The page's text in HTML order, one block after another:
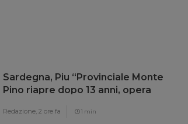
Sardegna, Piu “Provinciale Monte
Pino riapre dopo 13 anni, opera
Redazione, 2 ore fa 1 min